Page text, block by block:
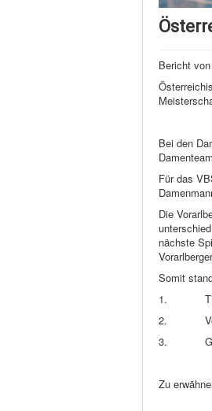
Bericht
Bei den
Für das
Die
nächste
Somit
1.
2.
3.
Zu